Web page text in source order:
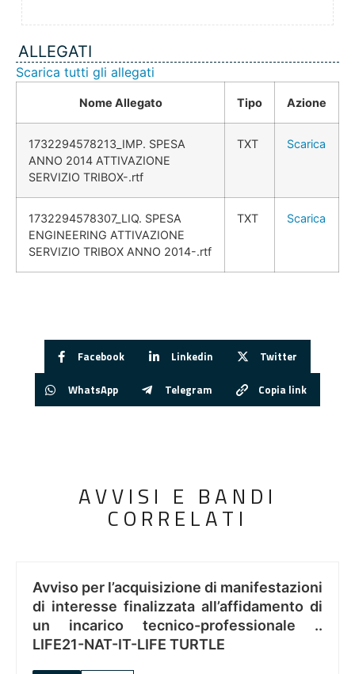
ALLEGATI
Scarica tutti gli allegati
Nome Allegato Tipo Azione
1732294578213_IMP. SPESA
ANNO 2014 ATTIVAZIONE
SERVIZIO TRIBOX-.rtf
TXT Scarica
1732294578307_LIQ. SPESA
ENGINEERING ATTIVAZIONE
SERVIZIO TRIBOX ANNO 2014-.rtf
TXT Scarica
Facebook Linkedin Twitter
WhatsApp Telegram Copia link
AVVISI E BANDI
CORRELATI
Avviso per l’acquisizione di manifestazioni
di interesse finalizzata all’affidamento di
un incarico tecnico-professionale ..
LIFE21-NAT-IT-LIFE TURTLE